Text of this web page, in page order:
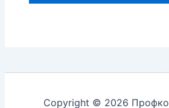
Copyright © 2026 Профком